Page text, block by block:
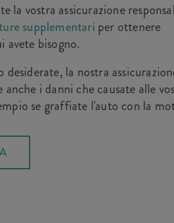
la vostra assicurazione
supplementari per ottenere
avete bisogno.
desiderate, la nostra
i danni che causate alle
se graffiate l'auto con la